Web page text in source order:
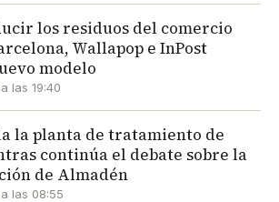
los residuos del comercio
Wallapop e InPost
modelo
las 19:40
la planta de tratamiento de
continúa el debate sobre la
de Almadén
las 08:55